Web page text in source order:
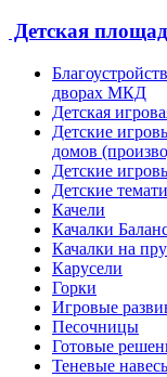
Детская
дворах МКД
Детская
Детские
домов
Детские
Детские
Качели
Качалки
Качалки на
Карусели
Горки
Игровые
Песочницы
Готовые
Теневые